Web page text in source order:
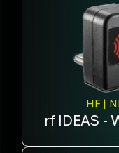
HF |
rf IDEAS -